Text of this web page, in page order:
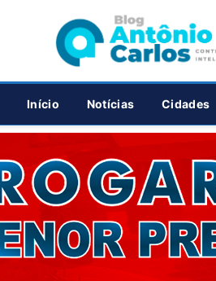
Início Notícias Cidades
PUBLICIDADE